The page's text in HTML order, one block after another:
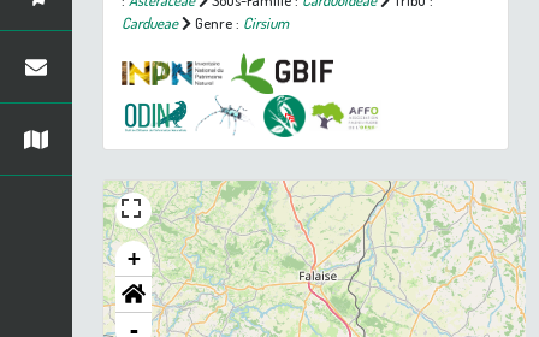
Cardueae
Genre : Cirsium
+
-